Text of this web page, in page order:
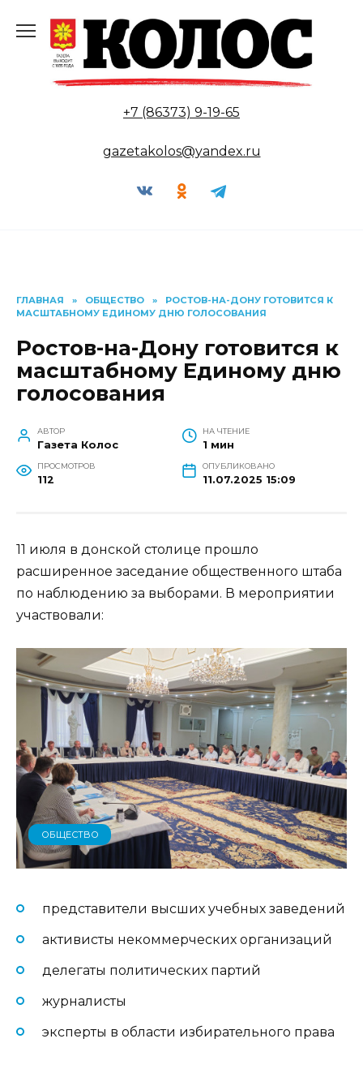
содержанию
+7 (86373) 9-19-65
gazetakolos@yandex.ru
ГЛАВНАЯ » ОБЩЕСТВО »
РОСТОВ-НА-ДОНУ ГОТОВИТСЯ К
МАСШТАБНОМУ ЕДИНОМУ ДНЮ ГОЛОСОВАНИЯ
Ростов-на-Дону готовится к
масштабному Единому дню
голосования
АВТОР
Газета Колос
НА ЧТЕНИЕ
1 мин
ПРОСМОТРОВ
112
ОПУБЛИКОВАНО
11.07.2025 15:09
11 июля в донской столице прошло
расширенное заседание общественного штаба
по наблюдению за выборами. В мероприятии
участвовали:
ОБЩЕСТВО
представители высших учебных заведений
активисты некоммерческих организаций
делегаты политических партий
журналисты
эксперты в области избирательного права